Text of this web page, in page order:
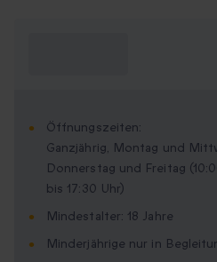
Öffnungszeiten:
Ganzjährig, Montag und
Donnerstag und Freitag
bis 17:30 Uhr)
Mindestalter: 18 Jahre
Minderjährige nur in